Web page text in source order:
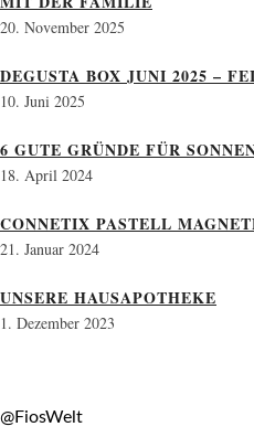
20. November 2025
DEGUSTA BOX JUNI 2025 –
10. Juni 2025
6 GUTE GRÜNDE FÜR
18. April 2024
CONNETIX PASTELL
21. Januar 2024
UNSERE HAUSAPOTHEKE
1. Dezember 2023
@FiosWelt